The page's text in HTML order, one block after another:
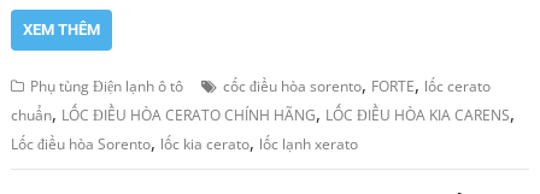
XEM THÊM
Phụ tùng Điện lạnh ô tô cốc điều hòa sorento, FORTE, lốc cerato
chuẩn, LỐC ĐIỀU HÒA CERATO CHÍNH HÃNG, LỐC ĐIỀU HÒA KIA CARENS,
Lốc điều hòa Sorento, lốc kia cerato, lốc lạnh xerato